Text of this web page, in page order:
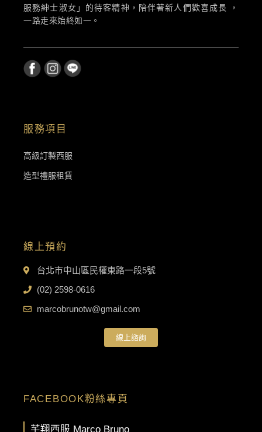
服務紳士淑女」的待客精神，陪伴著新人們歡喜成長 ，
一路走來始終如一。
服務項目
高級訂製西服
造型禮服租賃
線上預約
台北市中山區民權東路一段5號
(02) 2598-0616
marcobrunotw@gmail.com
線上諮詢
FACEBOOK粉絲專頁
芊翔西服 Marco Bruno